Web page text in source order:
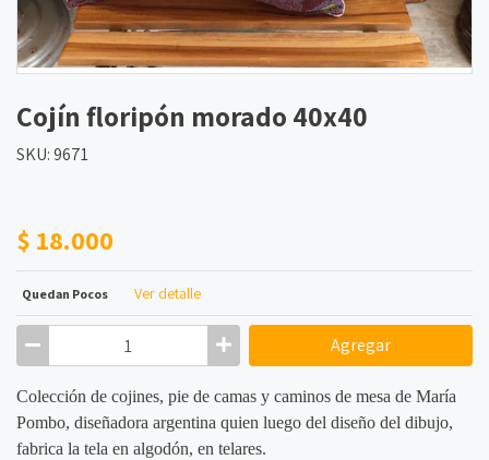
Cojín floripón morado 40x40
SKU: 9671
$ 18.000
Quedan Pocos Ver detalle
Agregar
Colección de cojines, pie de camas y caminos de mesa de María
Pombo, diseñadora argentina quien luego del diseño del dibujo,
fabrica la tela en algodón, en telares.